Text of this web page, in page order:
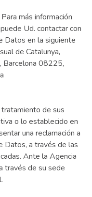
más información
Ud. contactar con
Datos en la siguiente
de Catalunya,
Barcelona 08225,
tratamiento de sus
o lo establecido en
una reclamación a
Datos, a través de las
Ante la Agencia
través de su sede